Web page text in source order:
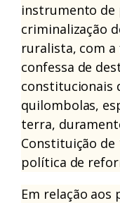
instrumento de
criminalização
ruralista, com
confessa de
constitucionais
quilombolas,
terra,
Constituição de
política de
Em relação